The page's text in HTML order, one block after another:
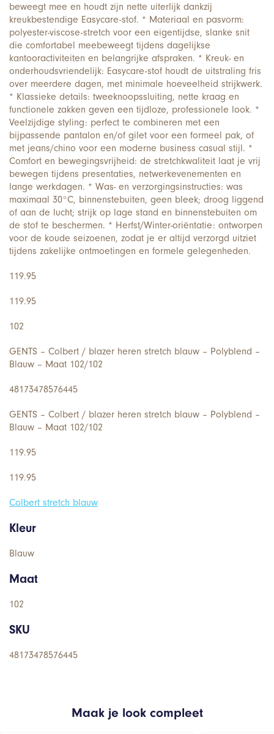
beweegt mee en houdt zijn nette uiterlijk dankzij
kreukbestendige Easycare-stof. * Materiaal en pasvorm:
polyester-viscose-stretch voor een eigentijdse, slanke snit
die comfortabel meebeweegt tijdens dagelijkse
kantooractiviteiten en belangrijke afspraken. * Kreuk- en
onderhoudsvriendelijk: Easycare-stof houdt de uitstraling fris
over meerdere dagen, met minimale hoeveelheid strijkwerk.
* Klassieke details: tweeknoopssluiting, nette kraag en
functionele zakken geven een tijdloze, professionele look. *
Veelzijdige styling: perfect te combineren met een
bijpassende pantalon en/of gilet voor een formeel pak, of
met jeans/chino voor een moderne business casual stijl. *
Comfort en bewegingsvrijheid: de stretchkwaliteit laat je vrij
bewegen tijdens presentaties, netwerkevenementen en
lange werkdagen. * Was- en verzorgingsinstructies: was
maximaal 30°C, binnenstebuiten, geen bleek; droog liggend
of aan de lucht; strijk op lage stand en binnenstebuiten om
de stof te beschermen. * Herfst/Winter-oriëntatie: ontworpen
voor de koude seizoenen, zodat je er altijd verzorgd uitziet
tijdens zakelijke ontmoetingen en formele gelegenheden.
119.95
119.95
102
GENTS – Colbert / blazer heren stretch blauw – Polyblend –
Blauw – Maat 102/102
48173478576445
GENTS – Colbert / blazer heren stretch blauw – Polyblend –
Blauw – Maat 102/102
119.95
119.95
Colbert stretch blauw
Kleur
Blauw
Maat
102
SKU
48173478576445
Maak je look compleet